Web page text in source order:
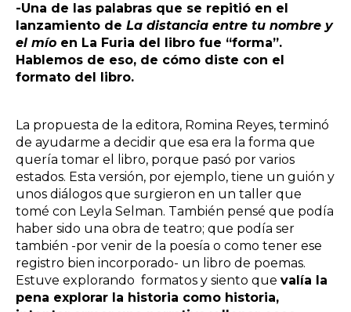
-Una de las palabras que se repitió en el
lanzamiento de La distancia entre tu nombre y
el mío en La Furia del libro fue “forma”.
Hablemos de eso, de cómo diste con el
formato del libro.
La propuesta de la editora, Romina Reyes, terminó
de ayudarme a decidir que esa era la forma que
quería tomar el libro, porque pasó por varios
estados. Esta versión, por ejemplo, tiene un guión y
unos diálogos que surgieron en un taller que
tomé con Leyla Selman. También pensé que podía
haber sido una obra de teatro; que podía ser
también -por venir de la poesía o como tener ese
registro bien incorporado- un libro de poemas.
Estuve explorando formatos y siento que valía la
pena explorar la historia como historia,